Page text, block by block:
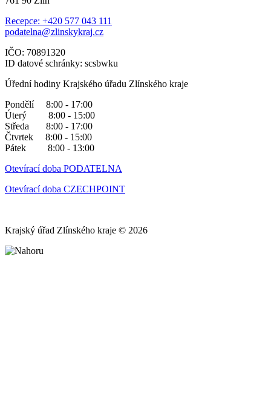
Recepce: +420 577 043 111
podatelna@zlinskykraj.cz
IČO: 70891320
ID datové schránky: scsbwku
Úřední hodiny Krajského úřadu Zlínského kraje
Pondělí 8:00 - 17:00
Úterý 8:00 - 15:00
Středa 8:00 - 17:00
Čtvrtek 8:00 - 15:00
Pátek 8:00 - 13:00
Otevírací doba PODATELNA
Otevírací doba CZECHPOINT
Krajský úřad Zlínského kraje © 2026